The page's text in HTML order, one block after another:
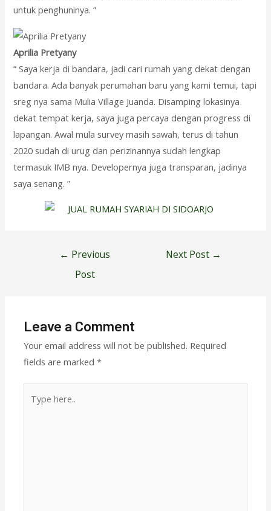
untuk penghuninya. ”
Aprilia Pretyany
“ Saya kerja di bandara, jadi cari rumah yang dekat dengan
bandara. Ada banyak perumahan baru yang kami temui, tapi
sreg nya sama Mulia Village Juanda. Disamping lokasinya
dekat tempat kerja, saya juga percaya dengan progress di
lapangan. Awal mula survey masih sawah, terus di tahun
2020 sudah di urug dan perizinannya sudah lengkap
termasuk IMB nya. Developernya juga transparan, jadinya
saya senang. ”
← Previous
Post
Next Post →
Leave a Comment
Your email address will not be published. Required
fields are marked*
here..